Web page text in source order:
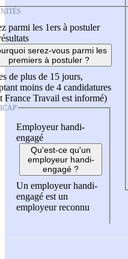
parmi les 1ers à postuler
serez-vous parmi les
premiers à postuler ?
de plus de 15 jours,
moins de 4 candidatures
France Travail est informé)
Employeur handi-
engagé
Qu'est-ce qu'un
employeur handi-
engagé ?
Un employeur handi-
engagé est un
employeur reconnu